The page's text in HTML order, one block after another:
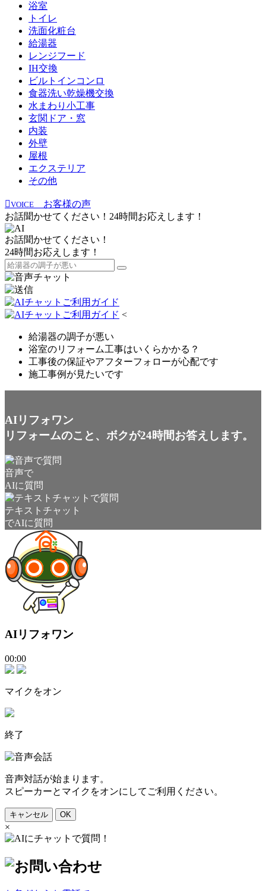
浴室
トイレ
洗面化粧台
給湯器
レンジフード
IH交換
ビルトインコンロ
食器洗い乾燥機交換
水まわり小工事
玄関ドア・窓
内装
外壁
屋根
エクステリア
その他
VOICE
お客様の声
お話聞かせてください！24時間お応えします！
お話聞かせてください！
24時間お応えします！
<
給湯器の調子が悪い
浴室のリフォーム工事はいくらかかる？
工事後の保証やアフターフォローが心配です
施工事例が見たいです
AIリフォワン
リフォームのこと、ボクが24時間お答えします。
音声で
AIに質問
テキストチャット
でAIに質問
AIリフォワン
00:00
マイクをオン
終了
音声対話が始まります。
スピーカーとマイクをオンにしてご利用ください。
キャンセル OK
×